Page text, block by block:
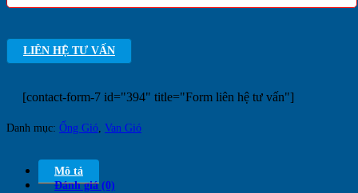
LIÊN HỆ TƯ VẤN
[contact-form-7 id="394" title="Form liên hệ tư vấn"]
Danh mục: Ống Gió, Van Gió
Mô tả
Đánh giá (0)